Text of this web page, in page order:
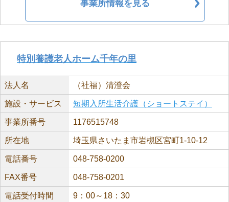
事業所情報を見る
特別養護老人ホーム千年の里
法人名 （社福）清澄会
施設・サービス 短期入所生活介護（ショートステイ）
事業所番号 1176515748
所在地 埼玉県さいたま市岩槻区宮町1-10-12
電話番号 048-758-0200
FAX番号 048-758-0201
電話受付時間 9：00～18：30